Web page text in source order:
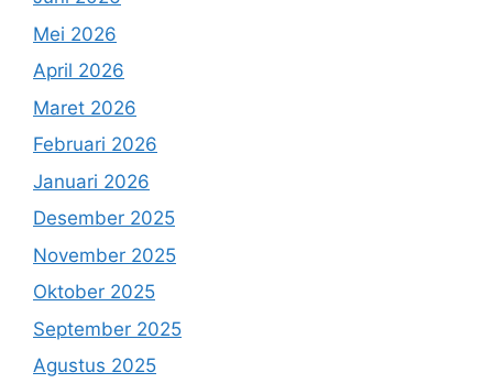
Mei 2026
April 2026
Maret 2026
Februari 2026
Januari 2026
Desember 2025
November 2025
Oktober 2025
September 2025
Agustus 2025